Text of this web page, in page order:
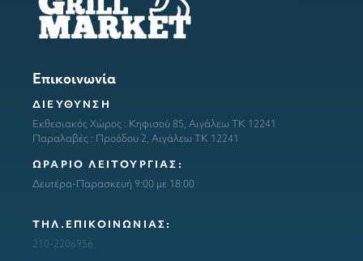
Επικοινωνία
ΔΙΕΥΘΥΝΣΗ
Εκθεσιακός Χώρος : Κηφισού 85, Αιγάλεω ΤΚ 12241
Παραλαβές : Προόδου 2, Αιγάλεω ΤΚ 12241
ΩΡΑΡΙΟ ΛΕΙΤΟΥΡΓΙΑΣ:
Δευτέρα-Παρασκευή 9:00 με 18:00
ΤΗΛ.ΕΠΙΚΟΙΝΩΝΙΑΣ:
210-2206956